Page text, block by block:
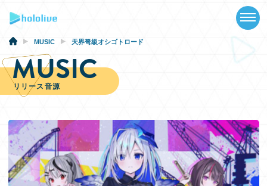
NEWS
SCHEDULE
EVENTS
VIDEOS
MUSIC 天界弩級オシゴトロード
MUSIC
リリース音源